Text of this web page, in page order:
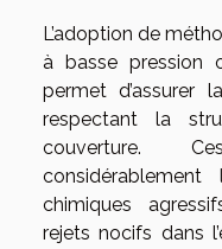
L’adoption de
à basse pression
permet
respectant la
couverture.
chimiques
rejets nocifs dans